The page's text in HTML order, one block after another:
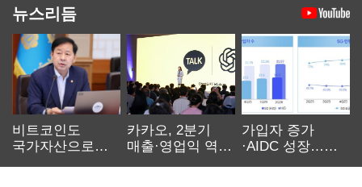
뉴스리듬
비트코인도
국가자산으로…'
카카오, 2분기
매출·영업익 역대
가입자 증가
·AIDC 성장…